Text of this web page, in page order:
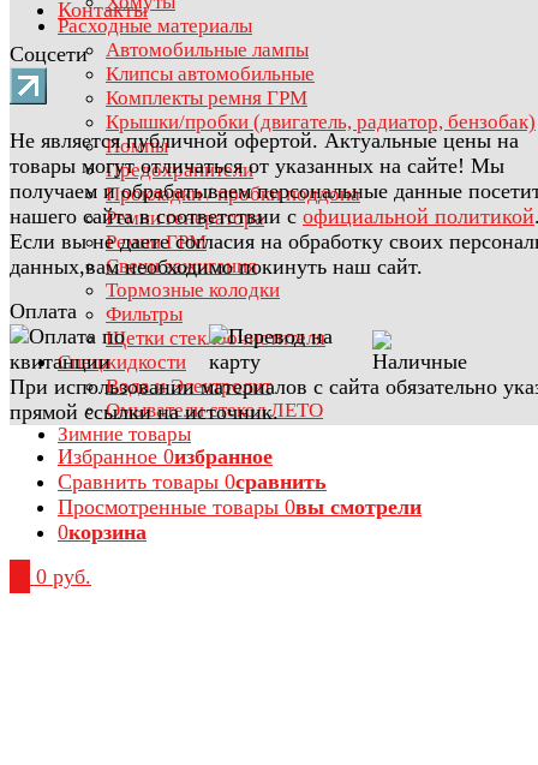
Расходные материалы
Автомобильные лампы
Клипсы автомобильные
Комплекты ремня ГРМ
Крышки/пробки (двигатель, радиатор, бензобак)
Помпы
Предохранители
Прокладки / пробки поддона
Ремни генератора
Ремни ГРМ
Свечи зажигания
Тормозные колодки
Фильтры
Щетки стеклоочистителя
Спецжидкости
Вода и Электролит
Омыватели стекол ЛЕТО
Зимние товары
Контакты
Соцсети
Не является публичной офертой. Актуальные цены на
товары могут отличаться от указанных на сайте! Мы
получаем и обрабатываем персональные данные
нашего сайта в соответствии с официальной политикой
Если вы не даете согласия на обработку своих
данных,вам необходимо покинуть наш сайт.
Оплата
При использовании материалов с сайта обязательно
прямой ссылки на источник.
Избранное 0избранное
Сравнить товары 0сравнить
Просмотренные товары 0вы смотрели
0корзина
0 руб.